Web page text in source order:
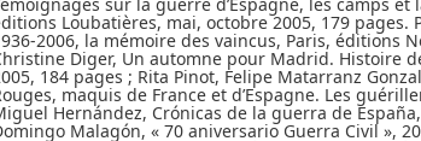
Loubatières, mai, octobre 2005, 179 pages.
2006, la mémoire des vaincus, Paris, éditions
Diger, Un automne pour Madrid. Histoire
184 pages ; Rita Pinot, Felipe Matarranz
maquis de France et d’Espagne. Les
Hernández, Crónicas de la guerra de
Malagón, « 70 aniversario Guerra Civil »,